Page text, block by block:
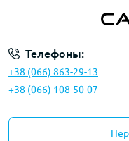
Телефоны:
+38 (066) 863-29-13
+38 (066) 108-50-07